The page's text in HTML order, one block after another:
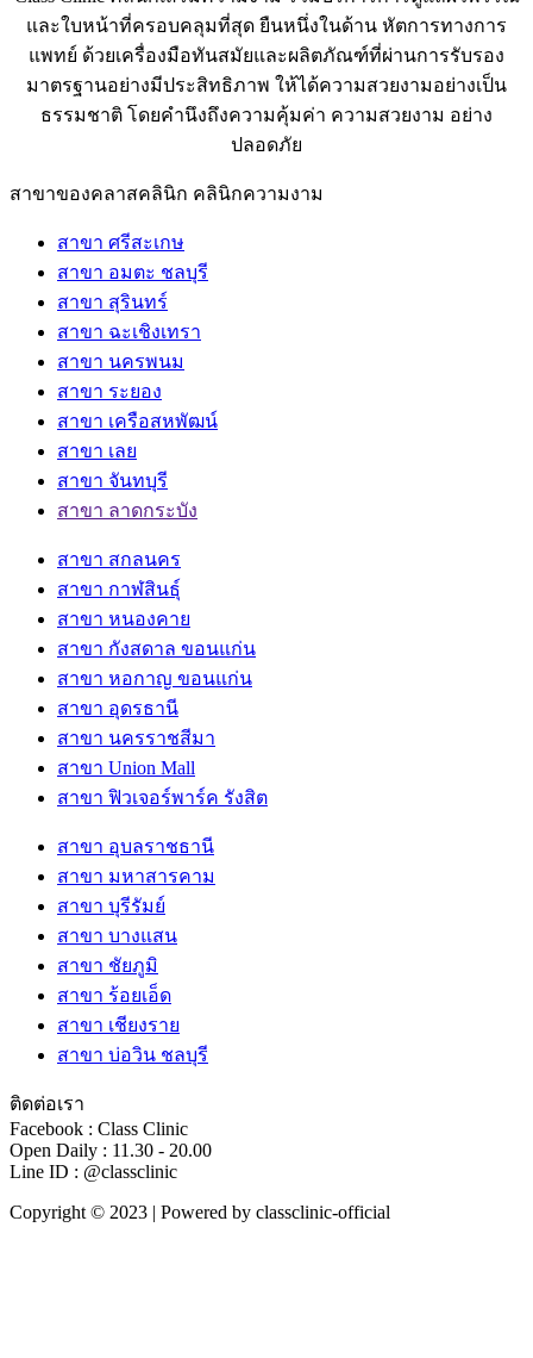
และใบหน้าที่ครอบคลุมที่สุด ยืนหนึ่งในด้าน หัตการทางการ
แพทย์ ด้วยเครื่องมือทันสมัยและผลิตภัณฑ์ที่ผ่านการรับรอง
มาตรฐานอย่างมีประสิทธิภาพ ให้ได้ความสวยงามอย่างเป็น
ธรรมชาติ โดยคำนึงถึงความคุ้มค่า ความสวยงาม อย่าง
ปลอดภัย
สาขาของคลาสคลินิก คลินิกความงาม
สาขา ศรีสะเกษ
สาขา อมตะ ชลบุรี
สาขา สุรินทร์
สาขา ฉะเชิงเทรา
สาขา นครพนม
สาขา ระยอง
สาขา เครือสหพัฒน์
สาขา เลย
สาขา จันทบุรี
สาขา ลาดกระบัง
สาขา สกลนคร
สาขา กาฬสินธุ์
สาขา หนองคาย
สาขา กังสดาล ขอนแก่น
สาขา หอกาญ ขอนแก่น
สาขา อุดรธานี
สาขา นครราชสีมา
สาขา Union Mall
สาขา ฟิวเจอร์พาร์ค รังสิต
สาขา อุบลราชธานี
สาขา มหาสารคาม
สาขา บุรีรัมย์
สาขา บางแสน
สาขา ชัยภูมิ
สาขา ร้อยเอ็ด
สาขา เชียงราย
สาขา บ่อวิน ชลบุรี
ติดต่อเรา
Facebook : Class Clinic
Open Daily : 11.30 - 20.00
Line ID : @classclinic​
Copyright © 2023 | Powered by classclinic-official